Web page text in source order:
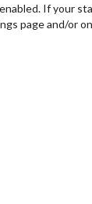
If your
page and/or